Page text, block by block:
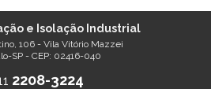
e Isolação Industrial
106 - Vila Vitório Mazzei
SP - CEP: 02416-040
2208-3224